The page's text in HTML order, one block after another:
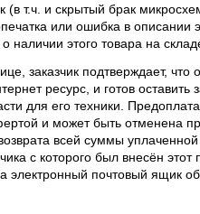
(в т.ч. и скрытый брак
или ошибка в описании
этого товара на
заказчик подтверждает, что
ресурс, и готов оставить
для его техники.
и может быть отменена
всей суммы
с которого был внесён
почтовый ящик об